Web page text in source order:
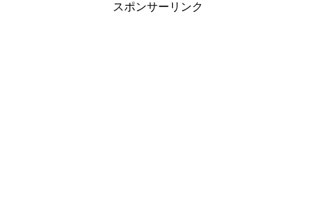
スポンサーリンク